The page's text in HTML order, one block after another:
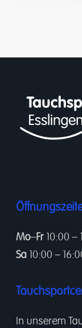
Mo–Fr10:00 –
Sa10:00 –
In unserem